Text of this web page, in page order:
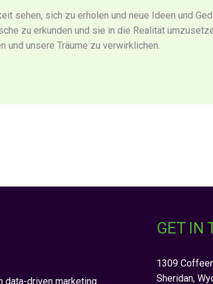
sehen, sich zu erholen und neue Ideen und
zu erkunden und sie in die Realität
und unsere Träume zu verwirklichen.
data-driven marketing
GET IN
1309
Sheridan,